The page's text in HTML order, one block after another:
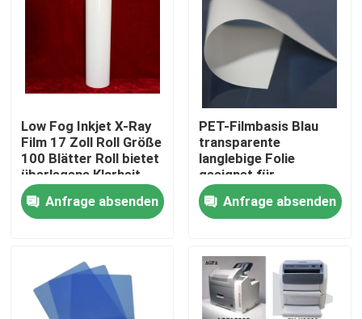
Startseite
Produkte
Über uns
Low Fog Inkjet X-Ray
Film 17 Zoll Roll Größe
100 Blätter Roll bietet
überlegene Klarheit
und Detail für
radiographische
Bildgebung
Anfrage absenden
PET-Filmbasis Blau
transparente
langlebige Folie
geeignet für
industrielle
Verpackungs- und
Druckanwendungen
Kosten
Anfrage absenden